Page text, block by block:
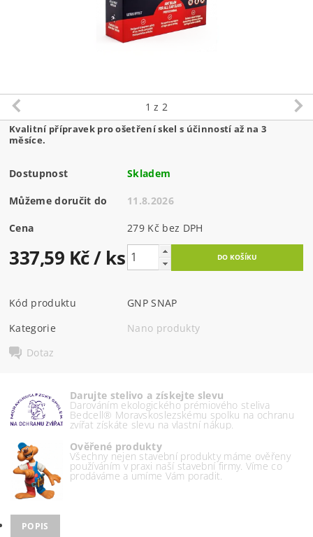
1 z 2
Kvalitní přípravek pro ošetření skel s účinností až na 3
měsíce.
Dostupnost Skladem
Můžeme doručit do 11.8.2026
Cena 279 Kč bez DPH
337,59 Kč/ ks
Kód produktu
GNP SNAP
Kategorie
Nano produkty
Dotaz
Darujte stelivo a získejte slevu
Darováním ekologického prémiového steliva
Bedcell® Moravskoslezskému spolku na ochranu
zvířat získáte slevu na vlastní nákup.
Ověřené produkty
Všechny nejen stavební produkty máme ověřeny
používáním v praxi naší stavební firmy. Víme co
prodáváme a umíme Vám poradit.
POPIS